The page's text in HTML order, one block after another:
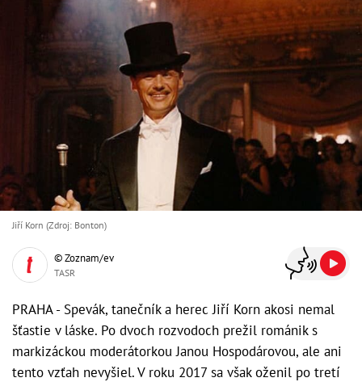
Jiří Korn (Zdroj: Bonton)
© Zoznam/ev
TASR
PRAHA - Spevák, tanečník a herec Jiří Korn akosi nemal
šťastie v láske. Po dvoch rozvodoch prežil románik s
markizáckou moderátorkou Janou Hospodárovou, ale ani
tento vzťah nevyšiel. V roku 2017 sa však oženil po tretí